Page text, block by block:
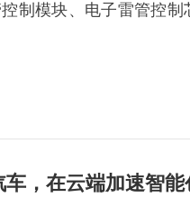
制模块、电子雷管控
车，在云端加速智能